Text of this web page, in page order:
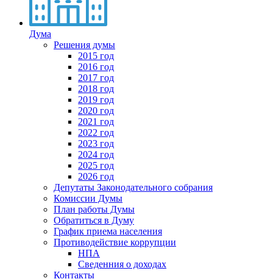
Дума
Решения думы
2015 год
2016 год
2017 год
2018 год
2019 год
2020 год
2021 год
2022 год
2023 год
2024 год
2025 год
2026 год
Депутаты Законодательного собрания
Комиссии Думы
План работы Думы
Обратиться в Думу
График приема населения
Противодействие коррупции
НПА
Сведенния о доходах
Контакты